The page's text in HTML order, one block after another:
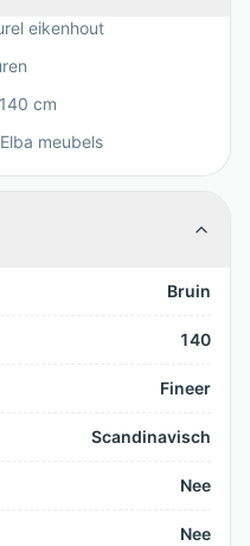
eikenhout
cm
meubels
Bruin
140
Fineer
Scandinavisch
Nee
Nee